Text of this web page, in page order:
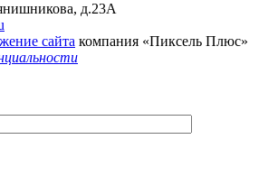
д.23А
сайта компания «Пиксель Плюс»